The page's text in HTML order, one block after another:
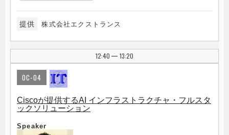
提供 株式会社エクストランス
12:40 | 13:20
OC-04
Ciscoが提供するAI インフラストラクチャ・フルスタ
ックソリューション
Speaker